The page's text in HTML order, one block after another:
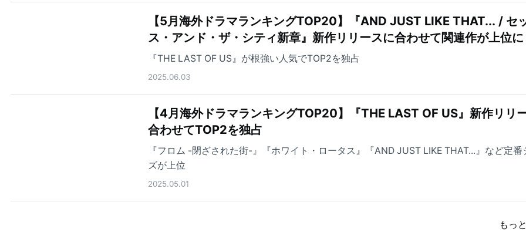
【5月海外ドラマランキングTOP20】『AND JUST LIKE THAT... / セ
ス・アンド・ザ・シティ新章』新作リリースに合わせて関連作が上位に
『THE LAST OF US』が根強い人気でTOP2を独占
2025.06.03
【4月海外ドラマランキングTOP20】『THE LAST OF US』新作リリ
合わせてTOP2を独占
『フロム -閉ざされた街-』『ホワイト・ロータス』『AND JUST LIKE THAT...』など定番
ズが上位
2025.05.01
もっ